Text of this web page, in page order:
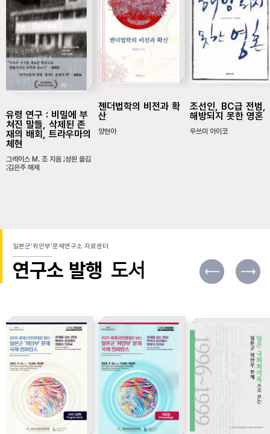
유령 연구 : 비밀에 부
쳐진 말들, 삭제된 존
재의 배회, 트라우마의
체현
그레이스 M. 조 지음 ;성원 옮김
;김은주 해제
젠더법학의 비전과 확
산
양현아
조선인, BC급 전범,
해방되지 못한 영혼
우쓰미 아이코
일본군’위안부’문제연구소 자료센터
연구소 발행 도서